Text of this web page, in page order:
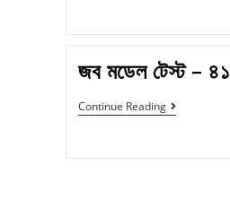
জব মডেল টেস্ট – ৪১
Continue Reading